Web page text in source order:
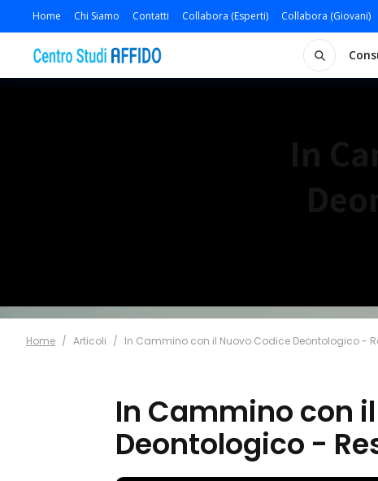
Home Chi Siamo Contatti Collabora (Esperti) Collabora (Giovani)
Home / Articoli / In Cammino con il Nuovo Codice Deontologico -
In Cammino con
Deontologico -